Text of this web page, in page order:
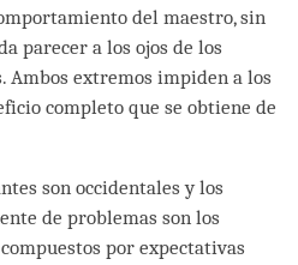
del maestro, sin
parecer a los ojos de los
Ambos extremos impiden a los
completo que se obtiene de
son occidentales y los
de problemas son los
por expectativas